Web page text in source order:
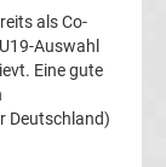
als Co-
Auswahl
Eine gute
Deutschland)